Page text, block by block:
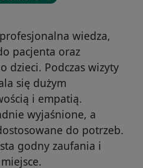
wiedza,
pacjenta oraz
dzieci. Podczas wizyty
się dużym
i empatią.
wyjaśnione, a
do potrzeb.
godny zaufania i